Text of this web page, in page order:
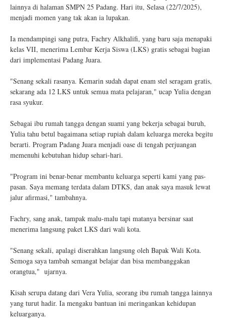
lainnya di halaman SMPN 25 Padang. Hari itu, Selasa (22/7/2025),
menjadi momen yang tak akan ia lupakan.
Ia mendampingi sang putra, Fachry Alkhalifi, yang baru saja menapaki
kelas VII, menerima Lembar Kerja Siswa (LKS) gratis sebagai bagian
dari implementasi Padang Juara.
"Senang sekali rasanya. Kemarin sudah dapat enam stel seragam gratis,
sekarang ada 12 LKS untuk semua mata pelajaran," ucap Yulia dengan
rasa syukur.
Sebagai ibu rumah tangga dengan suami yang bekerja sebagai buruh,
Yulia tahu betul bagaimana setiap rupiah dalam keluarga mereka begitu
berarti. Program Padang Juara menjadi oase di tengah perjuangan
memenuhi kebutuhan hidup sehari-hari.
"Program ini benar-benar membantu keluarga seperti kami yang pas-
pasan. Saya memang terdata dalam DTKS, dan anak saya masuk lewat
jalur afirmasi," tambahnya.
Fachry, sang anak, tampak malu-malu tapi matanya bersinar saat
menerima langsung paket LKS dari wali kota.
"Senang sekali, apalagi diserahkan langsung oleh Bapak Wali Kota.
Semoga saya tambah semangat belajar dan bisa membanggakan
orangtua," ujarnya.
Kisah serupa datang dari Vera Yulia, seorang ibu rumah tangga lainnya
yang turut hadir. Ia mengaku bantuan ini meringankan kehidupan
keluarganya.